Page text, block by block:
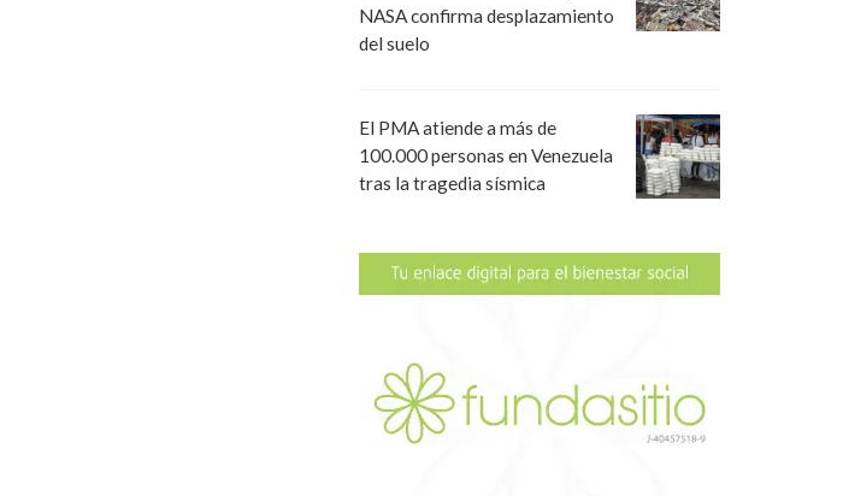
NASA confirma desplazamiento
del suelo
El PMA atiende a más de
100.000 personas en Venezuela
tras la tragedia sísmica